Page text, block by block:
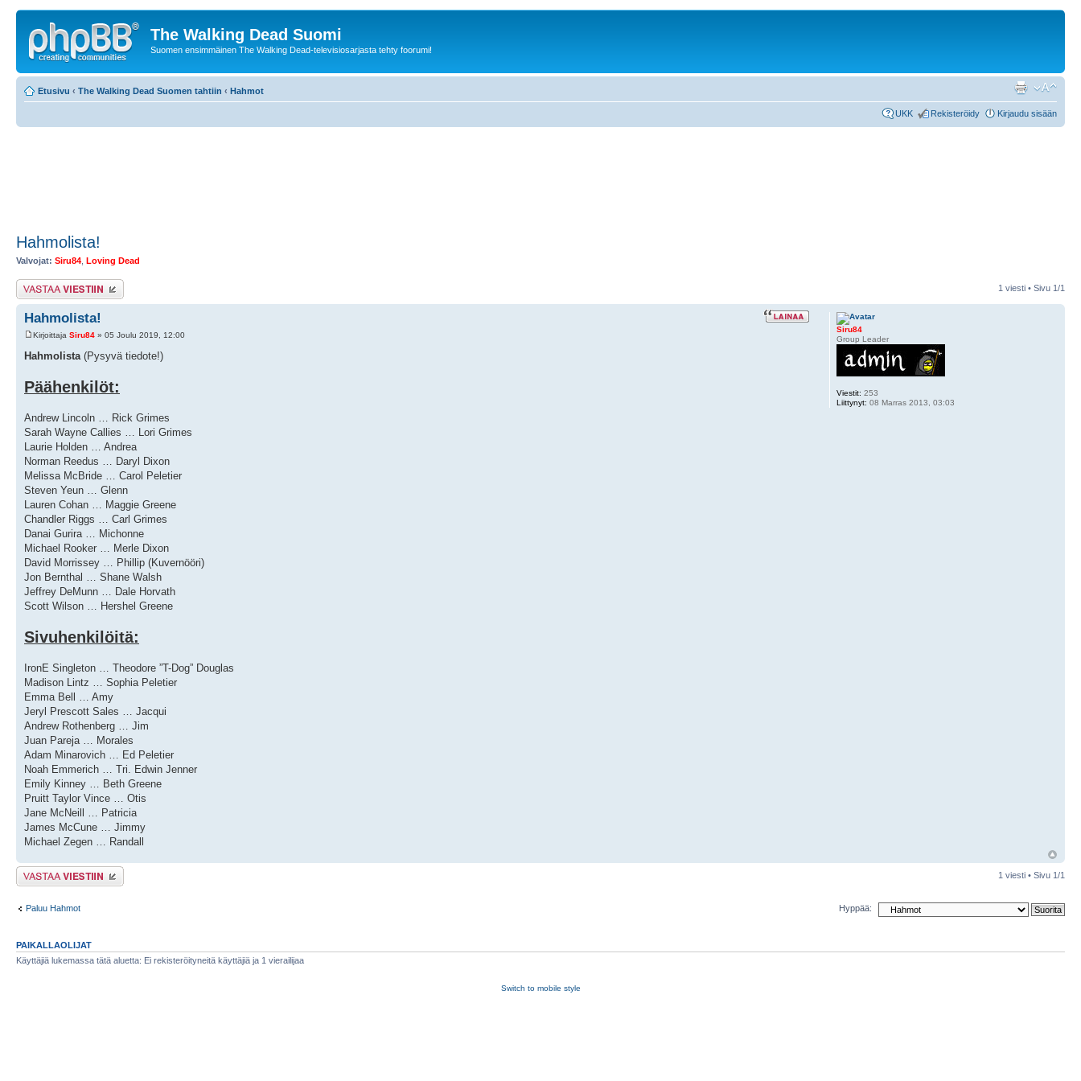
The Walking Dead Suomi
Suomen ensimmäinen The Walking Dead-televisiosarjasta tehty foorumi!
Etusivu ‹ The Walking Dead Suomen tahtiin ‹ Hahmot
UKK Rekisteröidy Kirjaudu sisään
Hahmolista!
Valvojat: Siru84 Loving Dead
Lähetä vastaus 1 viesti • Sivu 1/1
Hahmolista!
Kirjoittaja Siru84 » 05 Joulu 2019, 12:00
Hahmolista(Pysyvä tiedote!)
Päähenkilöt:
Andrew Lincoln … Rick Grimes
Sarah Wayne Callies … Lori Grimes
Laurie Holden … Andrea
Norman Reedus … Daryl Dixon
Melissa McBride … Carol Peletier
Steven Yeun … Glenn
Lauren Cohan … Maggie Greene
Chandler Riggs … Carl Grimes
Danai Gurira … Michonne
Michael Rooker … Merle Dixon
David Morrissey … Phillip (Kuvernööri)
Jon Bernthal … Shane Walsh
Jeffrey DeMunn … Dale Horvath
Scott Wilson … Hershel Greene
Sivuhenkilöitä:
IronE Singleton … Theodore ”T-Dog” Douglas
Madison Lintz … Sophia Peletier
Emma Bell … Amy
Jeryl Prescott Sales … Jacqui
Andrew Rothenberg … Jim
Juan Pareja … Morales
Adam Minarovich … Ed Peletier
Noah Emmerich … Tri. Edwin Jenner
Emily Kinney … Beth Greene
Pruitt Taylor Vince … Otis
Jane McNeill … Patricia
James McCune … Jimmy
Michael Zegen … Randall
Siru84
Group Leader
Viestit: 253
Liittynyt: 08 Marras 2013, 03:03
Lähetä vastaus 1 viesti • Sivu 1/1
Paluu Hahmot Hyppää:
PAIKALLAOLIJAT
Käyttäjiä lukemassa tätä aluetta: Ei rekisteröityneitä käyttäjiä ja 1 vierailijaa
Switch to mobile style